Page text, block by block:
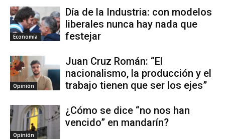
Economía
Día de la Industria: con modelos
liberales nunca hay nada que
festejar
Opinión
Juan Cruz Román: “El
nacionalismo, la producción y el
trabajo tienen que ser los ejes”
Opinión
¿Cómo se dice “no nos han
vencido” en mandarín?